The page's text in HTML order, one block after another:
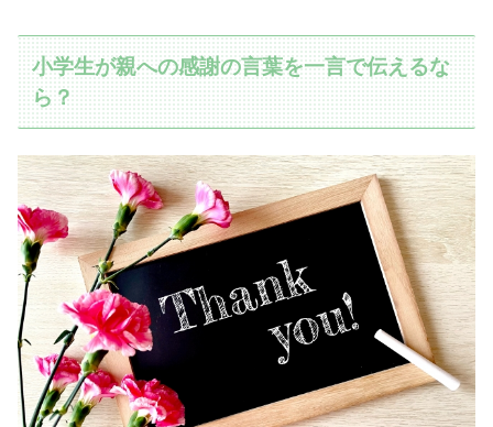
小学生が親への感謝の言葉を一言で伝えるな
ら？